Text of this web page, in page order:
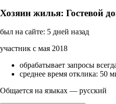
Хозяин жилья: Гостевой
был на сайте: 5 дней назад
участник с мая 2018
обрабатывает запросы
среднее время отклика: 50
Общается на языках — русский